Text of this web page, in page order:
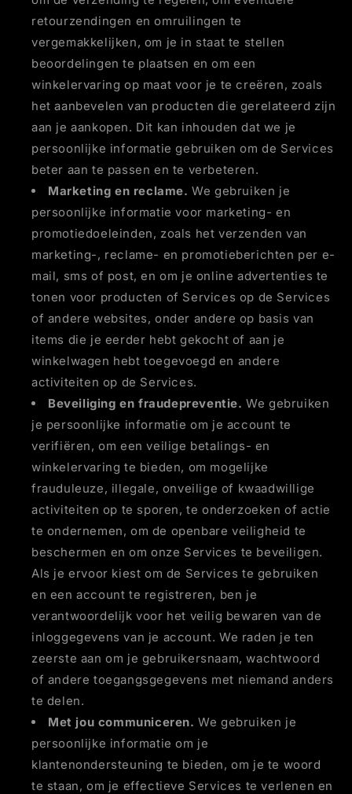
retourzendingen en omruilingen te
vergemakkelijken, om je in staat te stellen
beoordelingen te plaatsen en om een
winkelervaring op maat voor je te creëren, zoals
het aanbevelen van producten die gerelateerd zijn
aan je aankopen. Dit kan inhouden dat we je
persoonlijke informatie gebruiken om de Services
beter aan te passen en te verbeteren.
Marketing en reclame. We gebruiken je
persoonlijke informatie voor marketing- en
promotiedoeleinden, zoals het verzenden van
marketing-, reclame- en promotieberichten per e-
mail, sms of post, en om je online advertenties te
tonen voor producten of Services op de Services
of andere websites, onder andere op basis van
items die je eerder hebt gekocht of aan je
winkelwagen hebt toegevoegd en andere
activiteiten op de Services.
Beveiliging en fraudepreventie. We gebruiken
je persoonlijke informatie om je account te
verifiëren, om een veilige betalings- en
winkelervaring te bieden, om mogelijke
frauduleuze, illegale, onveilige of kwaadwillige
activiteiten op te sporen, te onderzoeken of actie
te ondernemen, om de openbare veiligheid te
beschermen en om onze Services te beveiligen.
Als je ervoor kiest om de Services te gebruiken
en een account te registreren, ben je
verantwoordelijk voor het veilig bewaren van de
inloggegevens van je account. We raden je ten
zeerste aan om je gebruikersnaam, wachtwoord
of andere toegangsgegevens met niemand anders
te delen.
Met jou communiceren. We gebruiken je
persoonlijke informatie om je
klantenondersteuning te bieden, om je te woord
te staan, om je effectieve Services te verlenen en